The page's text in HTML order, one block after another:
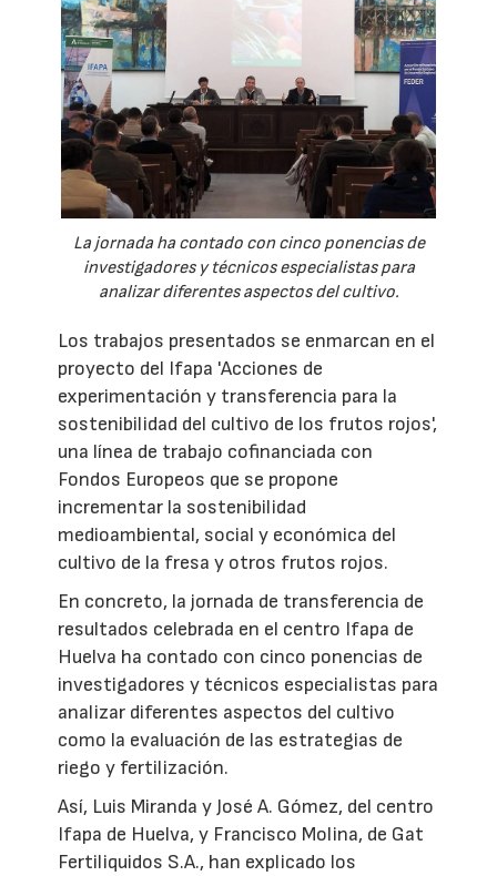
La jornada ha contado con cinco ponencias de
investigadores y técnicos especialistas para
analizar diferentes aspectos del cultivo.
Los trabajos presentados se enmarcan en el
proyecto del Ifapa 'Acciones de
experimentación y transferencia para la
sostenibilidad del cultivo de los frutos rojos',
una línea de trabajo cofinanciada con
Fondos Europeos que se propone
incrementar la sostenibilidad
medioambiental, social y económica del
cultivo de la fresa y otros frutos rojos.
En concreto, la jornada de transferencia de
resultados celebrada en el centro Ifapa de
Huelva ha contado con cinco ponencias de
investigadores y técnicos especialistas para
analizar diferentes aspectos del cultivo
como la evaluación de las estrategias de
riego y fertilización.
Así, Luis Miranda y José A. Gómez, del centro
Ifapa de Huelva, y Francisco Molina, de Gat
Fertiliquidos S.A., han explicado los